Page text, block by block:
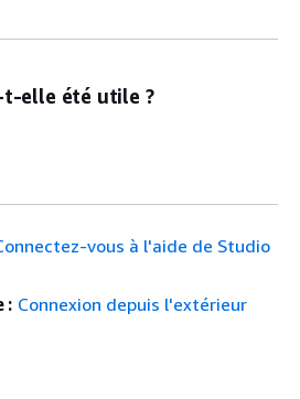
t-elle été utile ?
vous à l'aide de Studio
: Connexion depuis l'extérieur